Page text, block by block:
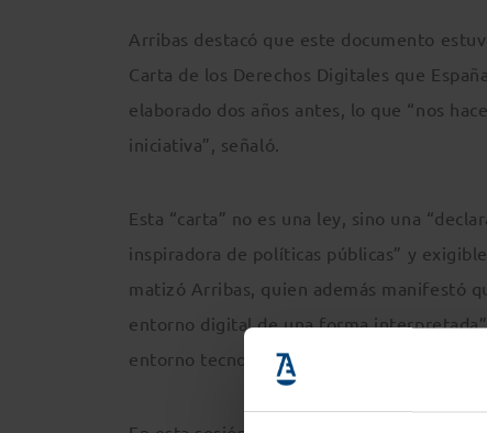
Arribas destacó que este documento
Carta de los Derechos Digitales que
elaborado dos años antes, lo que “nos
iniciativa”, señaló.
Esta “carta” no es una ley, sino una
inspiradora de políticas públicas” y
matizó Arribas, quien además manifestó
entorno digital de una forma
entorno tecnológico, que planteen